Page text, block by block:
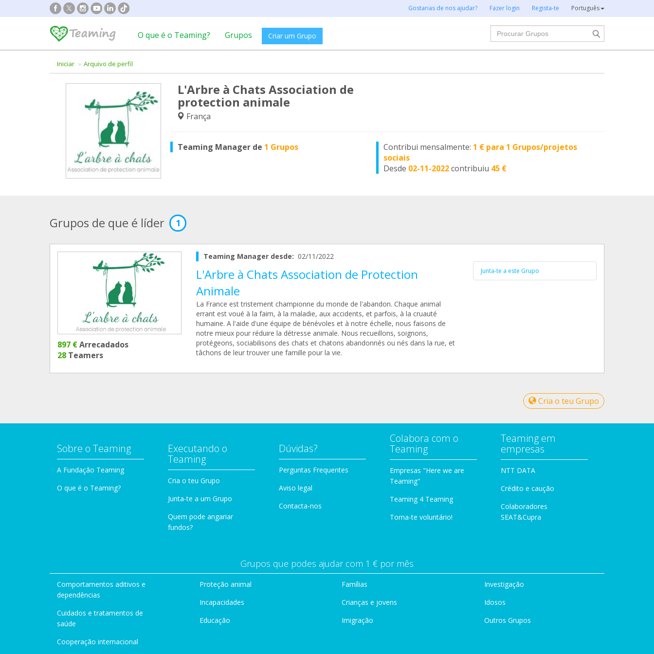
Gostarias de nos ajudar? Fazer login Regista-te Português
O que é o Teaming? Grupos Criar um Grupo
Procurar
Iniciar Arquivo de perfil
L'Arbre à Chats Association de
protection animale
França
Teaming Manager de 1 Grupos Contribui mensalmente: 1 € para 1 Grupos/projetos
sociais
Desde 02-11-2022contribuiu 45 €
Grupos de que é líder 1
897 €Arrecadados
28 Teamers
Teaming Manager desde: 02/11/2022
L'Arbre à Chats Association de Protection
Animale
La France est tristement championne du monde de l'abandon. Chaque animal
errant est voué à la faim, à la maladie, aux accidents, et parfois, à la cruauté
humaine. A l'aide d'une équipe de bénévoles et à notre échelle, nous faisons de
notre mieux pour réduire la détresse animale. Nous recueillons, soignons,
protégeons, sociabilisons des chats et chatons abandonnés ou nés dans la rue, et
tâchons de leur trouver une famille pour la vie.
Junta-te a este Grupo
Cria o teu Grupo
Sobre o Teaming
A Fundação Teaming
O que é o Teaming?
Executando o
Teaming
Cria o teu Grupo
Junta-te a um Grupo
Quem pode angariar
fundos?
Dúvidas?
Perguntas Frequentes
Aviso legal
Contacta-nos
Colabora com o
Teaming
Empresas "Here we are
Teaming"
Teaming 4 Teaming
Torna-te voluntário!
Teaming em
empresas
NTT DATA
Crédito e caução
Colaboradores
SEAT&Cupra
Grupos que podes ajudar com 1 € por mês
Comportamentos aditivos e
dependências
Cuidados e tratamentos de
saúde
Cooperação internacional
Proteção animal
Incapacidades
Educação
Famílias
Crianças e jovens
Imigração
Investigação
Idosos
Outros Grupos